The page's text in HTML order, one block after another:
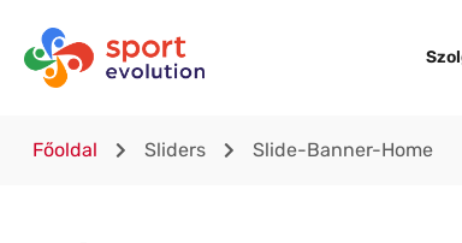
Főoldal Sliders Slide-Banner-Home